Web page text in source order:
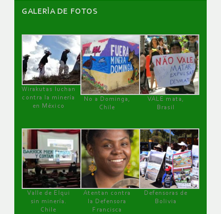
GALERÌA DE FOTOS
Wirakutas luchan
contra la minería
en México
No a Dominga,
Chile
VALE mata,
Brasil
Valle de Elqui
sin minería.
Chile
Atentan contra
la Defensora
Francisca
Defensoras de
Bolivia